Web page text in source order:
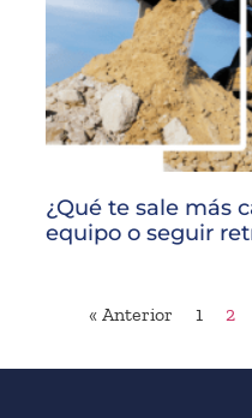
¿Qué te sale más
equipo o seguir
« Anterior 1 2